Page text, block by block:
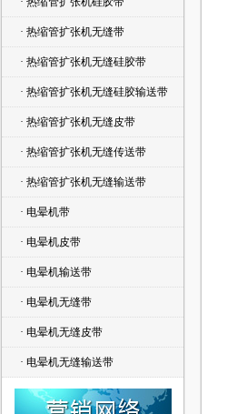
· 热缩管扩张机无缝带
· 热缩管扩张机无缝硅胶带
· 热缩管扩张机无缝硅胶输送带
· 热缩管扩张机无缝皮带
· 热缩管扩张机无缝传送带
· 热缩管扩张机无缝输送带
· 电晕机带
· 电晕机皮带
· 电晕机输送带
· 电晕机无缝带
· 电晕机无缝皮带
· 电晕机无缝输送带